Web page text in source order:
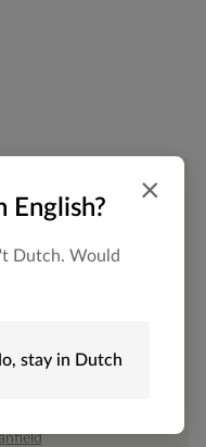
×
English?
Dutch. Would
stay in Dutch